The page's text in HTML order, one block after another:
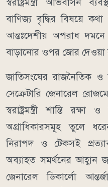
স্বরাষ্ট্রমন্ত্রী অভিবাসন
বাণিজ্য বৃদ্ধির বিষয়ে
আন্তঃদেশীয় অপরাধ
বাড়ানোর ওপর জোর দেওয়া
জাতিসংঘের রাজনৈতিক ও
সেক্রেটারি জেনারেল
স্বরাষ্ট্রমন্ত্রী শান্তি রক্ষা
অগ্রাধিকারসমূহ তুলে
নিরাপদ ও টেকসই
অব্যাহত সমর্থনের আহ্বান
জেনারেল ডিকার্লো